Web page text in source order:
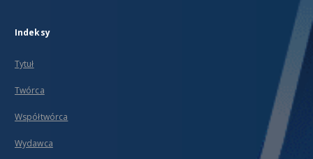
Indeksy
Tytuł
Twórca
Współtwórca
Wydawca